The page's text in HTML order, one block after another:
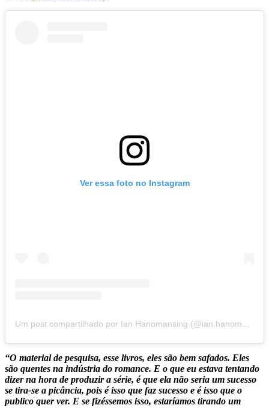
Ver essa foto no Instagram
“O material de pesquisa, esse livros, eles são bem safados. Eles
são quentes na indústria do romance. E o que eu estava tentando
dizer na hora de produzir a série, é que ela não seria um sucesso
se tira-se a picância, pois é isso que faz sucesso e é isso que o
publico quer ver. E se fizéssemos isso, estaríamos tirando um